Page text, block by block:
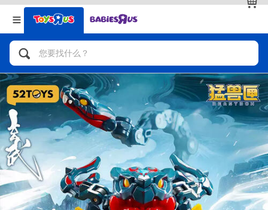
返回
分类目录
人气英雄，角色扮演，射击玩具
自行车，滑板车，骑乘车
拼砌组合及乐高LEGO
玩具车，货车，火车及遥控系列
手工艺，文具，蜡笔，泥胶，画板
返回
品牌
查看全部